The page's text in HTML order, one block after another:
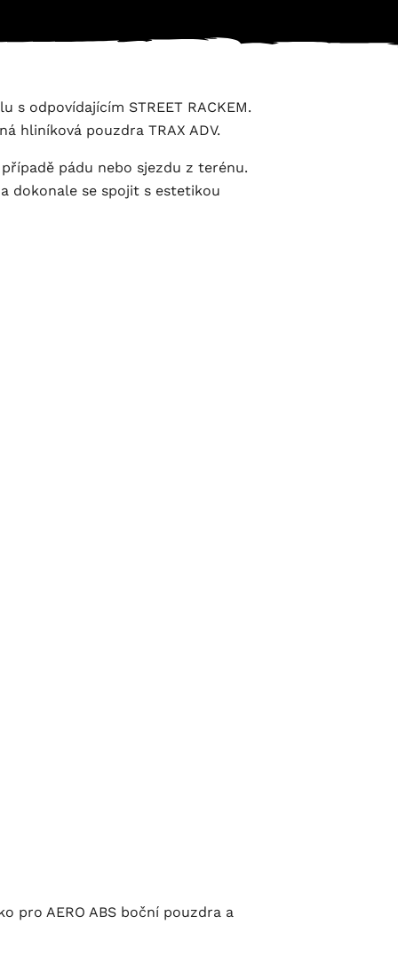
s odpovídajícím STREET RACKEM.
hliníková pouzdra TRAX ADV.
pádu nebo sjezdu z terénu.
dokonale se spojit s estetikou
pro AERO ABS boční pouzdra a